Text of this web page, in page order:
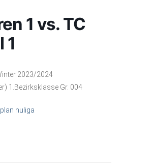
1 vs. TC
1
2023/2024
1.Bezirksklasse Gr. 004
nuliga